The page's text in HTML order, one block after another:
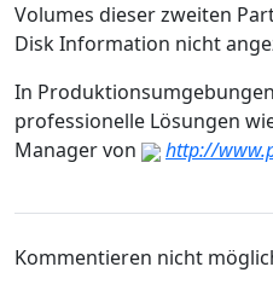
Volumes dieser zweiten
Disk Information nicht
In
professionelle Lösungen
Manager von
http://
Kommentieren nicht